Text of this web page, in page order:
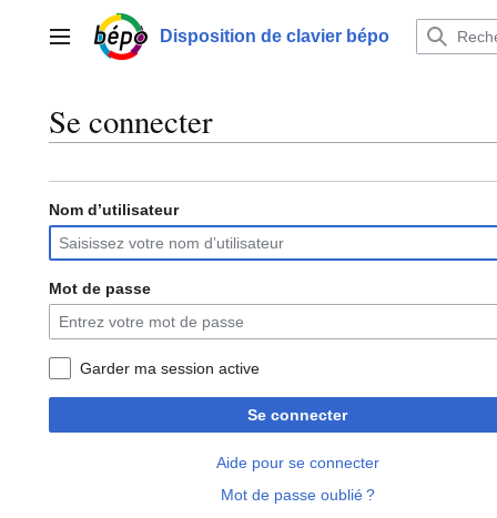
contenuMenu principalDisposition de clavier bépo
Se connecter
Nom d’utilisateur
Mot de passe
Garder ma session active
Se connecter
Aide pour se connecter
Mot de passe oublié ?